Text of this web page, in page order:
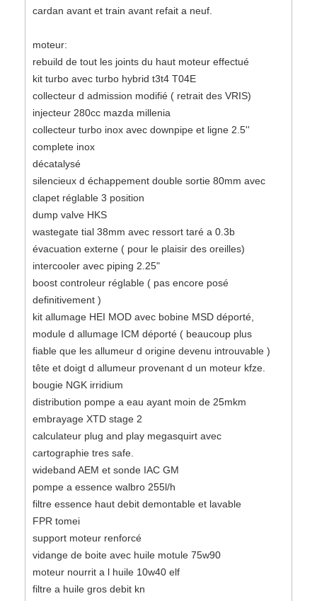
cardan avant et train avant refait a neuf.
moteur:
rebuild de tout les joints du haut moteur effectué
kit turbo avec turbo hybrid t3t4 T04E
collecteur d admission modifié ( retrait des VRIS)
injecteur 280cc mazda millenia
collecteur turbo inox avec downpipe et ligne 2.5''
complete inox
décatalysé
silencieux d échappement double sortie 80mm avec
clapet réglable 3 position
dump valve HKS
wastegate tial 38mm avec ressort taré a 0.3b
évacuation externe ( pour le plaisir des oreilles)
intercooler avec piping 2.25"
boost controleur réglable ( pas encore posé
definitivement )
kit allumage HEI MOD avec bobine MSD déporté,
module d allumage ICM déporté ( beaucoup plus
fiable que les allumeur d origine devenu introuvable )
tête et doigt d allumeur provenant d un moteur kfze.
bougie NGK irridium
distribution pompe a eau ayant moin de 25mkm
embrayage XTD stage 2
calculateur plug and play megasquirt avec
cartographie tres safe.
wideband AEM et sonde IAC GM
pompe a essence walbro 255l/h
filtre essence haut debit demontable et lavable
FPR tomei
support moteur renforcé
vidange de boite avec huile motule 75w90
moteur nourrit a l huile 10w40 elf
filtre a huile gros debit kn